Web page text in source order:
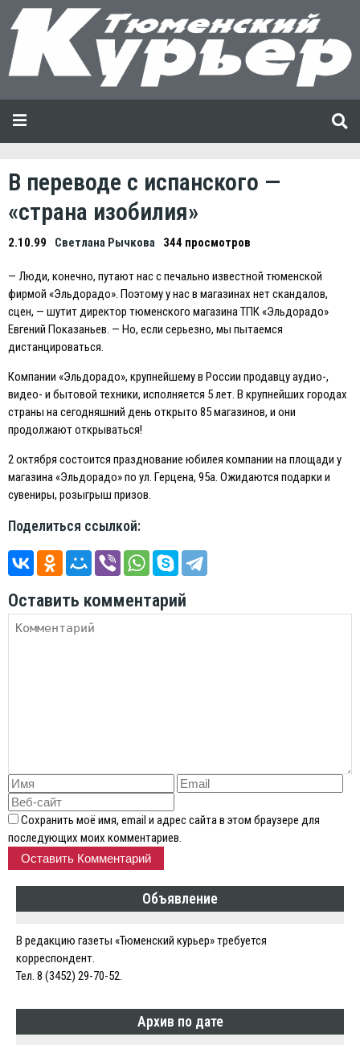
В переводе с испанского —
«страна изобилия»
2.10.99 Светлана Рычкова 344 просмотров
— Люди, конечно, путают нас с печально известной тюменской
фирмой «Эльдорадо». Поэтому у нас в магазинах нет скандалов,
сцен, — шутит директор тюменского магазина ТПК «Эльдорадо»
Eвгений Показаньев. — Но, если серьезно, мы пытаемся
дистанцироваться.
Компании «Эльдорадо», крупнейшему в России продавцу аудио-,
видео- и бытовой техники, исполняется 5 лет. В крупнейших городах
страны на сегодняшний день открыто 85 магазинов, и они
продолжают открываться!
2 октября состоится празднование юбилея компании на площади у
магазина «Эльдорадо» по ул. Герцена, 95а. Ожидаются подарки и
сувениры, розыгрыш призов.
Поделиться ссылкой:
Оставить комментарий
Сохранить моё имя, email и адрес сайта в этом браузере для
последующих моих комментариев.
Объявление
В редакцию газеты «Тюменский курьер» требуется
корреспондент.
Тел. 8 (3452) 29-70-52.
Архив по дате